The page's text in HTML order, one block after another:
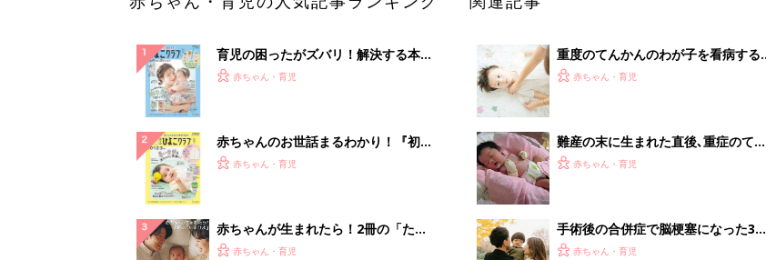
っかり拭けるロボット掃除機
PR（Dreame）
ランキングをもっと見る
もしれない」と背筋が凍ったこと
も･･･
発作を繰り返すように【ウエスト症候
群体験談】
り。このボードがすごい理由
PR（Dreame）